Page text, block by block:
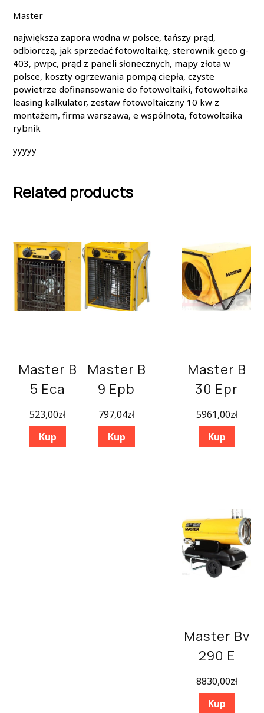
Master
największa zapora wodna w polsce, tańszy prąd,
odbiorczą, jak sprzedać fotowoltaikę, sterownik geco g-
403, pwpc, prąd z paneli słonecznych, mapy złota w
polsce, koszty ogrzewania pompą ciepła, czyste
powietrze dofinansowanie do fotowoltaiki, fotowoltaika
leasing kalkulator, zestaw fotowoltaiczny 10 kw z
montażem, firma warszawa, e wspólnota, fotowoltaika
rybnik
yyyyy
Related products
Master B
5 Eca
523,00zł
Kup
Master B
30 Epr
5961,00zł
Kup
Master B
9 Epb
797,04zł
Kup
Master Bv
290 E
8830,00zł
Kup